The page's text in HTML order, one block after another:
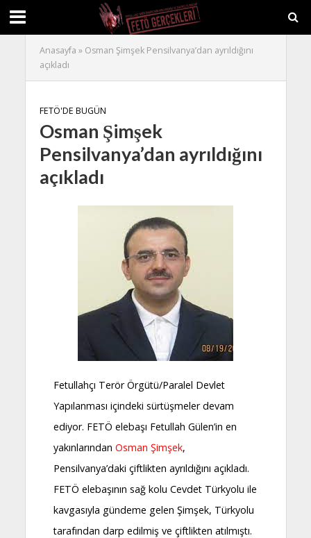
Anasayfa » Osman Şimşek Pensilvanya’dan ayrıldığını
açıkladı
FETÖ'DE BUGÜN
Osman Şimşek
Pensilvanya’dan ayrıldığını
açıkladı
Fetullahçı Terör Örgütü/Paralel Devlet
Yapılanması içindeki sürtüşmeler devam
ediyor. FETÖ elebaşı Fetullah Gülen’in en
yakınlarından Osman Şimşek,
Pensilvanya’daki çiftlikten ayrıldığını açıkladı.
FETÖ elebaşının sağ kolu Cevdet Türkyolu ile
kavgasıyla gündeme gelen Şimşek, Türkyolu
tarafından darp edilmiş ve çiftlikten atılmıştı.